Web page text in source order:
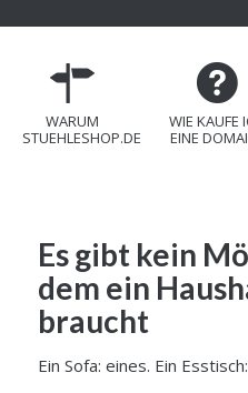
WARUM
STUEHLESHOP.DE
WIE KAUFE
EINE
Es gibt kein
dem ein
braucht
Ein Sofa: eines. Ein